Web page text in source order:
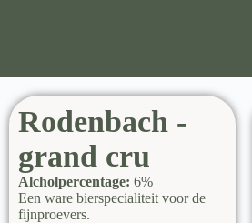
Rodenbach -
grand cru
Alcholpercentage: 6%
Een ware bierspecialiteit voor de
fijnproevers.